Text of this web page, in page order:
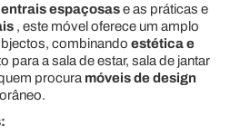
espaçosase as práticas e
, este móvel oferece um amplo
combinando estética e
para a sala de estar, sala de jantar
procura móveis de design